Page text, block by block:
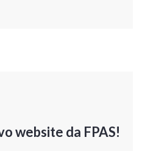
website da FPAS!